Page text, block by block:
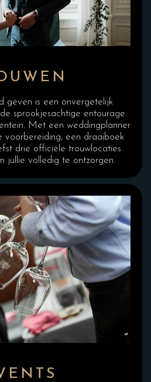
geven is een onvergetelijk
sprookjesachtige entourage
Met een weddingplanner
voorbereiding, een draaiboek
drie officiële trouwlocaties
jullie volledig te ontzorgen.